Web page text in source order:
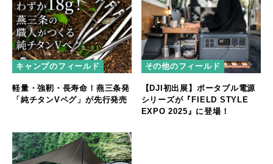
キャンプのフィールド
軽量・強靭・長寿命！燕三条発
「純チタンVペグ」が先行発売
その他のフィールド
【DJI初出展】ポータブル電源
シリーズが『FIELD STYLE
EXPO 2025』に登場！